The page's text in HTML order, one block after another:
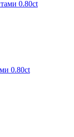
0.80ct